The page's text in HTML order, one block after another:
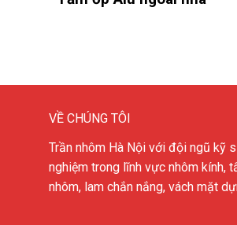
VỀ CHÚNG TÔI
Trần nhôm Hà Nội với đội ngũ kỹ
nghiệm trong lĩnh vực nhôm kính,
nhôm, lam chắn nắng, vách mặt